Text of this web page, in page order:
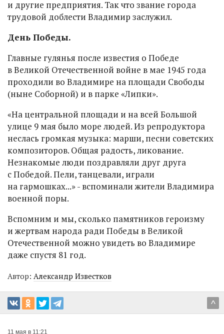
и другие предприятия. Так что звание города
трудовой доблести Владимир заслужил.
День Победы.
Главные гулянья после известия о Победе
в Великой Отечественной войне в мае 1945 года
проходили во Владимире на площади Свободы
(ныне Соборной) и в парке «Липки».
«На центральной площади и на всей Большой
улице 9 мая было море людей. Из репродуктора
неслась громкая музыка: марши, песни советских
композиторов. Общая радость, ликование.
Незнакомые люди поздравляли друг друга
с Победой. Пели, танцевали, играли
на гармошках...» - вспоминали жители Владимира
военной поры.
Вспомним и мы, сколько памятников героизму
и жертвам народа ради Победы в Великой
Отечественной можно увидеть во Владимире
даже спустя 81 год.
Автор: Александр Известков
^
11 мая в 11:21